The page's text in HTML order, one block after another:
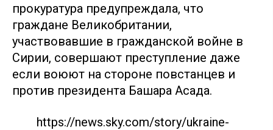
прокуратура предупреждала, что
граждане Великобритании,
участвовавшие в гражданской войне в
Сирии, совершают преступление даже
если воюют на стороне повстанцев и
против президента Башара Асада.
https://news.sky.com/story/ukraine-